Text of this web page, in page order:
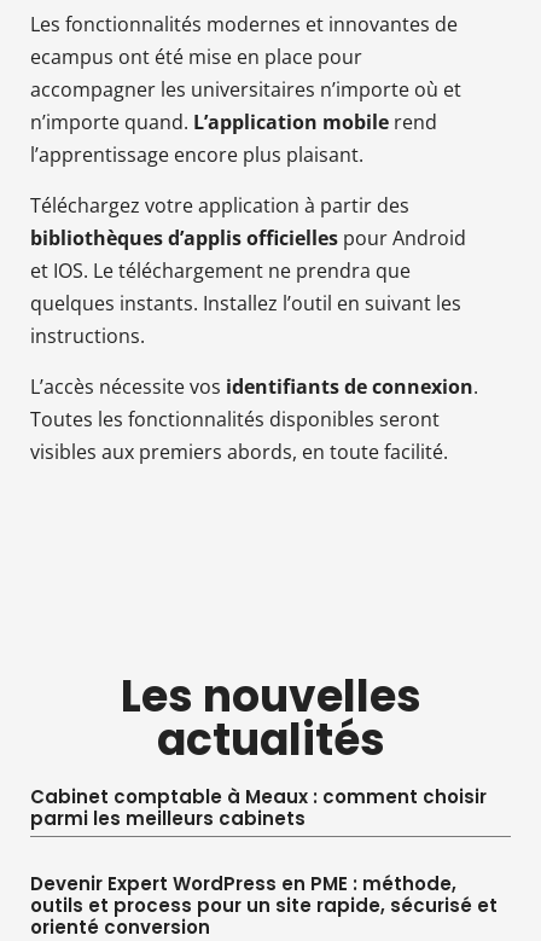
Les fonctionnalités modernes et innovantes de
ecampus ont été mise en place pour
accompagner les universitaires n’importe où et
n’importe quand. L’application mobile rend
l’apprentissage encore plus plaisant.
Téléchargez votre application à partir des
bibliothèques d’applis officielles pour Android
et IOS. Le téléchargement ne prendra que
quelques instants. Installez l’outil en suivant les
instructions.
L’accès nécessite vos identifiants de connexion.
Toutes les fonctionnalités disponibles seront
visibles aux premiers abords, en toute facilité.
Les nouvelles
actualités
Cabinet comptable à Meaux : comment choisir
parmi les meilleurs cabinets
Devenir Expert WordPress en PME : méthode,
outils et process pour un site rapide, sécurisé et
orienté conversion